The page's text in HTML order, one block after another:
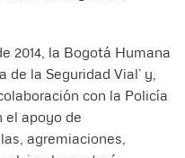
2014, la Bogotá Humana
la Seguridad Vial’ y,
con la Policía
el apoyo de
agremiaciones,